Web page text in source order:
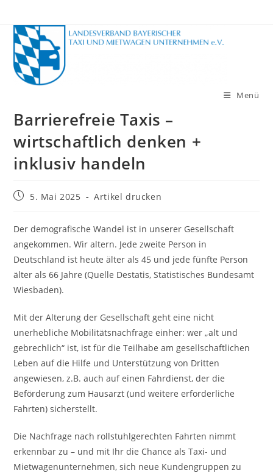
Inhalt
springen
Menü
Barrierefreie Taxis –
wirtschaftlich denken +
inklusiv handeln
Beitrag5. Mai 2025 Artikel drucken
Der demografische Wandel ist in unserer Gesellschaft
angekommen. Wir altern. Jede zweite Person in
Deutschland ist heute älter als 45 und jede fünfte Person
älter als 66 Jahre (Quelle Destatis, Statistisches Bundesamt
Wiesbaden).
Mit der Alterung der Gesellschaft geht eine nicht
unerhebliche Mobilitätsnachfrage einher: wer „alt und
gebrechlich“ ist, ist für die Teilhabe am gesellschaftlichen
Leben auf die Hilfe und Unterstützung von Dritten
angewiesen, z.B. auch auf einen Fahrdienst, der die
Beförderung zum Hausarzt (und weitere erforderliche
Fahrten) sicherstellt.
Die Nachfrage nach rollstuhlgerechten Fahrten nimmt
erkennbar zu – und mit Ihr die Chance als Taxi- und
Mietwagenunternehmen, sich neue Kundengruppen zu